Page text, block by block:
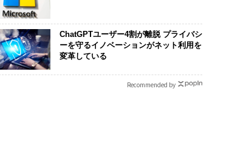
ChatGPTユーザー4割が離脱 プライバシ
ーを守るイノベーションがネット利用を
変革している
Recommended by